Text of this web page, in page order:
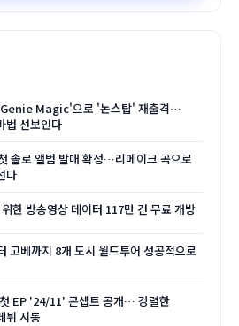
Magic'으로 '논스탑' 재출격…
법 선보인다
솔로 앨범 발매 확정…리메이크 곡으로
다
한 방송영상 데이터 117만 건 무료 개방
고베까지 8개 도시 월드투어 성공적으로
EP '24/11' 콘셉트 공개… 강렬한
뷔 시동